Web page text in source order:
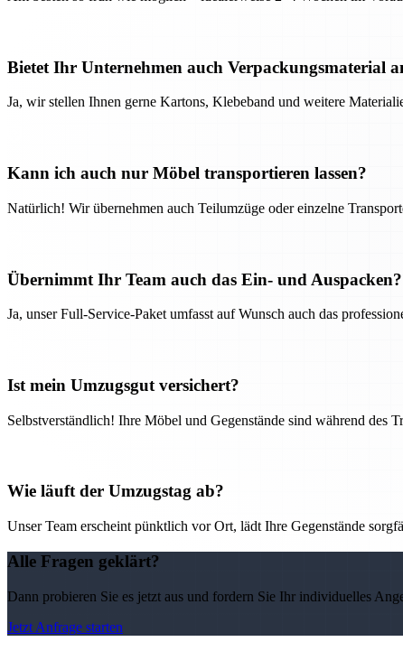
Bietet Ihr Unternehmen auch Verpackungsmaterial
Ja, wir stellen Ihnen gerne Kartons, Klebeband und weitere
Kann ich auch nur Möbel transportieren lassen?
Natürlich! Wir übernehmen auch Teilumzüge oder einzelne
Übernimmt Ihr Team auch das Ein- und Auspacken?
Ja, unser Full-Service-Paket umfasst auf Wunsch auch das
Ist mein Umzugsgut versichert?
Selbstverständlich! Ihre Möbel und Gegenstände sind während des
Wie läuft der Umzugstag ab?
Unser Team erscheint pünktlich vor Ort, lädt Ihre Gegenstände
Alle Fragen geklärt?
Dann probieren Sie es jetzt aus und fordern Sie Ihr individuelles
Jetzt Anfrage starten